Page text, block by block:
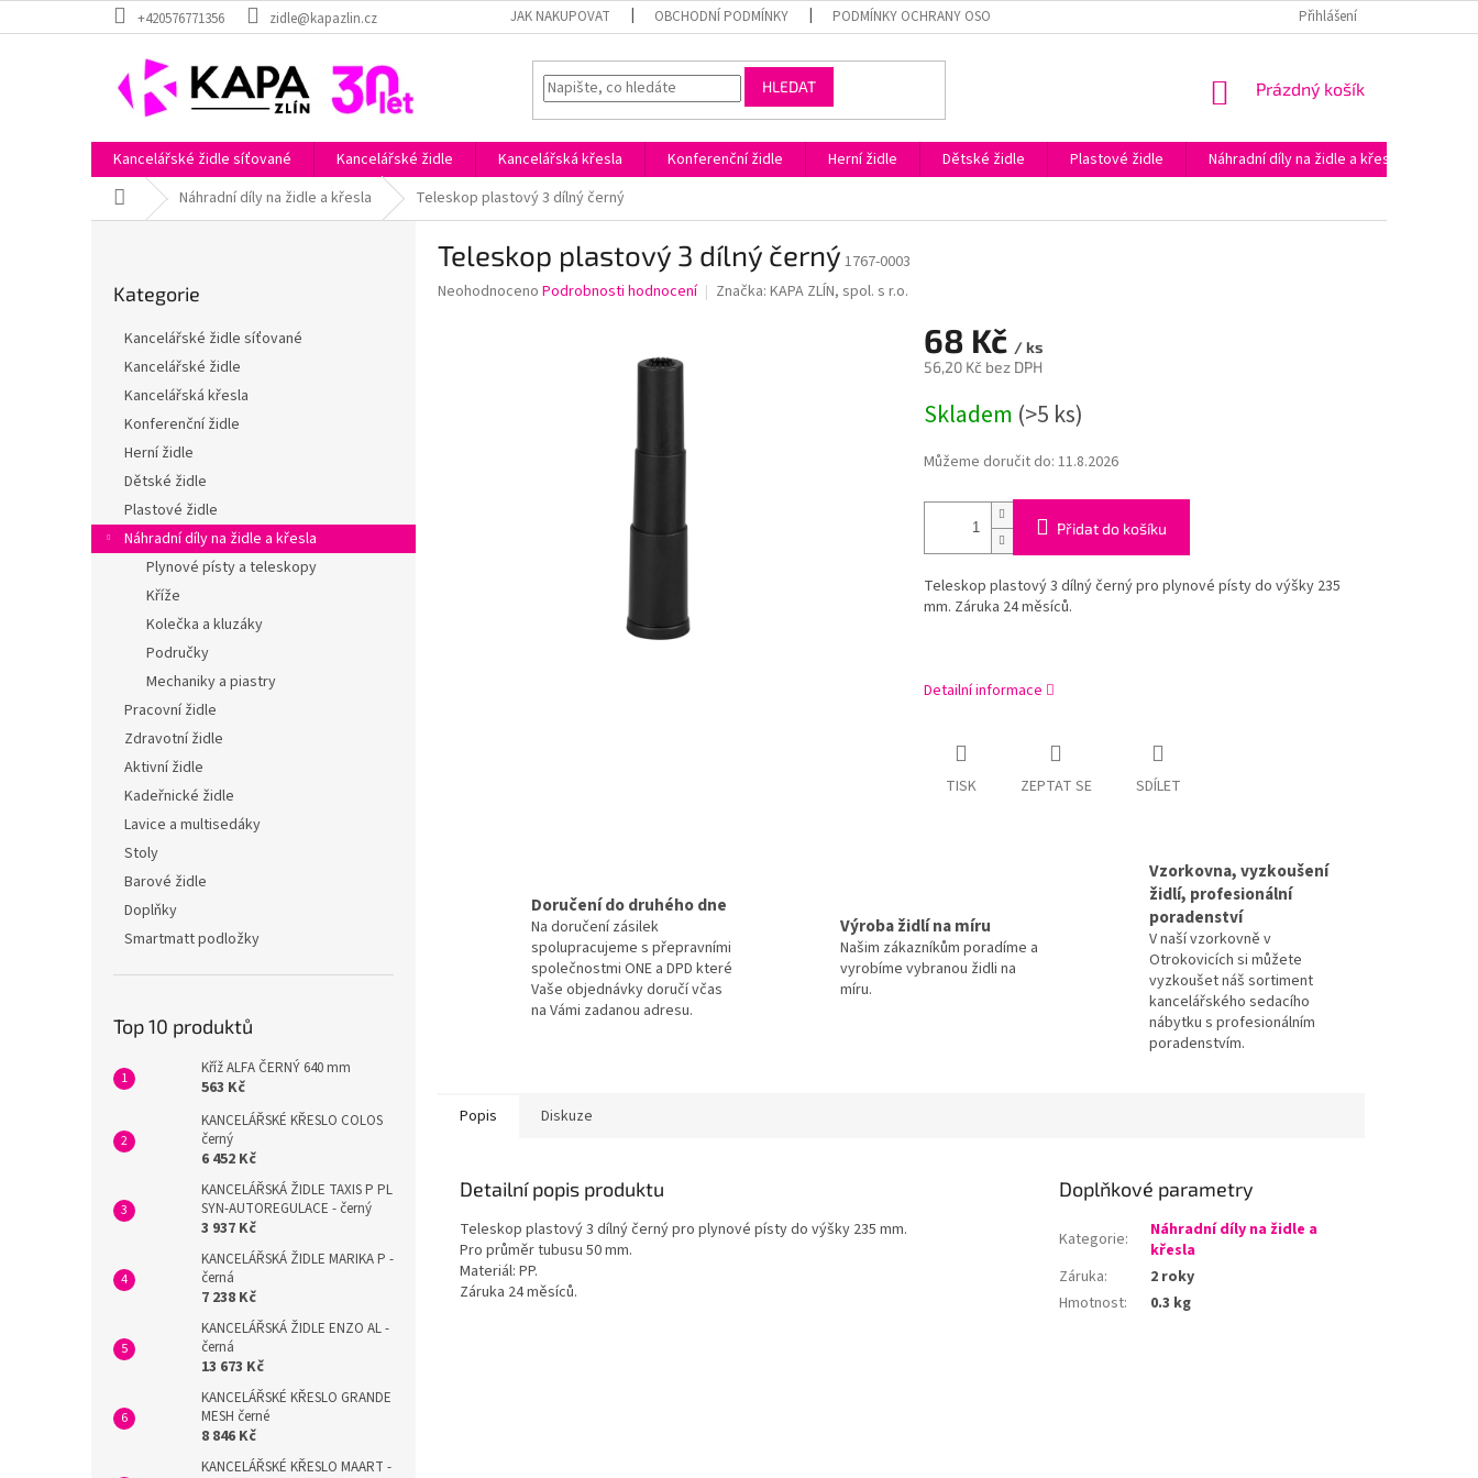
na
+420576771356 zidle@kapazlin.cz JAK NAKUPOVAT OBCHODNÍ PODMÍNKY PODMÍNKY OCHRANY OSOBNÍCH ÚDAJŮ PODĚKOVÁNÍ ZA NÁKUP V E-SHOPU KAPAZIDLE.CZ
Přihlášení
HLEDAT
NÁKUPNÍ
Prázdný košík
Kancelářské židle síťované Kancelářské židle Kancelářská křesla Konferenční židle Herní židle Dětské židle Plastové židle Náhradní díly na židle a křesla
Domů Náhradní díly na židle a křesla Teleskop plastový 3 dílný černý
e
l
kategorie
Kategorie
Kancelářské židle síťované
Kancelářské židle
Kancelářská křesla
Konferenční židle
Herní židle
Dětské židle
Plastové židle
Náhradní díly na židle a křesla
Plynové písty a teleskopy
Kříže
Kolečka a kluzáky
Područky
Mechaniky a piastry
Pracovní židle
Zdravotní židle
Aktivní židle
Kadeřnické židle
Lavice a multisedáky
Stoly
Barové židle
Doplňky
Smartmatt podložky
Top 10 produktů
Kříž ALFA ČERNÝ 640 mm
563 Kč
KANCELÁŘSKÉ KŘESLO COLOS
černý
6 452 Kč
KANCELÁŘSKÁ ŽIDLE TAXIS P PL
SYN-AUTOREGULACE - černý
3 937 Kč
KANCELÁŘSKÁ ŽIDLE MARIKA P -
černá
7 238 Kč
KANCELÁŘSKÁ ŽIDLE ENZO AL -
černá
13 673 Kč
KANCELÁŘSKÉ KŘESLO GRANDE
MESH černé
8 846 Kč
KANCELÁŘSKÉ KŘESLO MAART -
Teleskop plastový 3 dílný černý 1767-0003
Průměrné
Neohodnoceno Podrobnosti hodnocení Značka: KAPA ZLÍN, spol. s r.o.
68 Kč / ks
56,20 Kč bez DPH
cena:
Skladem (>5 ks)
Můžeme doručit do: 11.8.2026
Přidat do košíku
Teleskop plastový 3 dílný černý pro plynové písty do výšky 235
mm. Záruka 24 měsíců.
Detailní informace
TISK ZEPTAT SE SDÍLET
Doručení do druhého dne
Na doručení zásilek
spolupracujeme s přepravními
společnostmi ONE a DPD které
Vaše objednávky doručí včas
na Vámi zadanou adresu.
Výroba židlí na míru
Našim zákazníkům poradíme a
vyrobíme vybranou židli na
míru.
Vzorkovna, vyzkoušení
židlí, profesionální
poradenství
V naší vzorkovně v
Otrokovicích si můžete
vyzkoušet náš sortiment
kancelářského sedacího
nábytku s profesionálním
poradenstvím.
Popis Diskuze
Detailní popis produktu
Teleskop plastový 3 dílný černý pro plynové písty do výšky 235 mm.
Pro průměr tubusu 50 mm.
Materiál: PP.
Záruka 24 měsíců.
Doplňkové parametry
Kategorie:
Náhradní díly na židle a
křesla
Záruka:
2 roky
Hmotnost: 0.3 kg